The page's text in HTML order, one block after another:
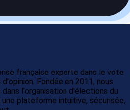
française experte dans le vote
Fondée en 2011, nous
l'organisation d'élections du
plateforme intuitive, sécurisée,